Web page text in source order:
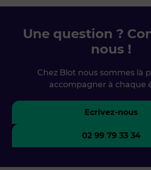
Une question ?
nous !
Chez Blot nous sommes là
accompagner à chaque
Ecrivez-nous
02 99 79 33 34